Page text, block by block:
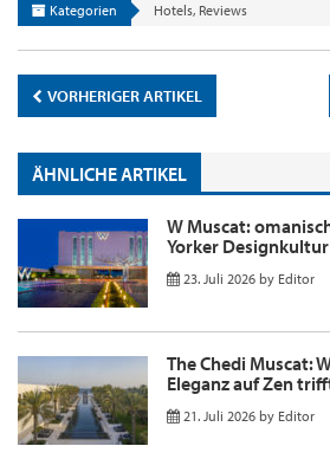
Kategorien Hotels, Reviews
VORHERIGER ARTIKEL
ÄHNLICHE ARTIKEL
W Muscat:
Yorker Designkultur
23. Juli 2026 by Editor
The Chedi Muscat:
Eleganz auf Zen
21. Juli 2026 by Editor